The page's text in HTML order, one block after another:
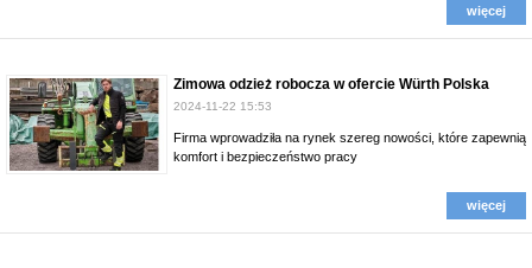
więcej
Zimowa odzież robocza w ofercie Würth Polska
2024-11-22 15:53
Firma wprowadziła na rynek szereg nowości, które zapewnią
komfort i bezpieczeństwo pracy
więcej